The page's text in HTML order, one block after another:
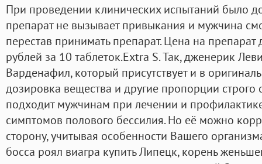
При проведении клинических испытаний было
препарат не вызывает привыкания и мужчина
перестав принимать препарат. Цена на препарат
рублей за 10 таблеток.Extra S. Так, дженерик
Варденафил, который присутствует и в
дозировка вещества и другие пропорции
подходит мужчинам при лечении и
симптомов полового бессилия. Но её можно
сторону, учитывая особенности Вашего
босса роял виагра купить Липецк, корень